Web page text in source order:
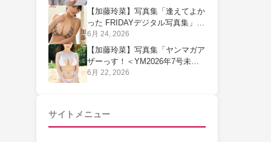
【加藤玲菜】写真集「逢えてよか
った FRIDAYデジタル写真集」レ
ビュー｜横乳はみ出し爆乳◎・脚
◎を実測判定
6月 24, 2026
【加藤玲菜】写真集「ヤンマガア
ザーっす！＜YM2026年7号未公
開カット＞」レビュー｜爆乳◎・
6月 22, 2026
サイトメニュー